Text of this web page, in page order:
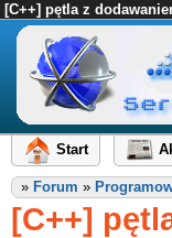
[C++] pętla z
Start
» Forum »
[C++]